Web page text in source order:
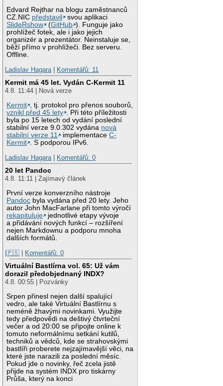
Edvard Rejthar na blogu zaměstnanců
CZ.NIC představil
svou aplikaci
SlideRshow
(GitHub ). Funguje jako
prohlížeč fotek, ale i jako jejich
organizér a prezentátor. Neinstaluje se,
běží přímo v prohlížeči. Bez serveru.
Offline.
Ladislav Hagara | Komentářů: 11
Kermit má 45 let. Vydán C-Kermit 11
4.8. 11:44 | Nová verze
Kermit , tj. protokol pro přenos souborů,
vznikl před 45 lety . Při této příležitosti
byla po 15 letech od vydání poslední
stabilní verze 9.0.302 vydána nová
stabilní verze 11
implementaceC-
Kermit . S podporou IPv6.
Ladislav Hagara | Komentářů: 0
20 let Pandoc
4.8. 11:11 | Zajímavý článek
První verze konverzního nástroje
Pandoc byla vydána před 20 lety. Jeho
autor John MacFarlane při tomto výročí
rekapituluje
jednotlivé etapy vývoje
a přidávání nových funkcí – rozšíření
nejen Markdownu a podporu mnoha
dalších formátů.
|🇵🇸 | Komentářů: 0
Virtuální Bastlírna vol. 65: Už vám
dorazil předobjednaný INDX?
4.8. 00:55 | Pozvánky
Srpen přinesl nejen další spalující
vedro, ale také Virtuální Bastlírnu s
neméně žhavými novinkami. Využijte
tedy předpovědi na deštivý čtvrteční
večer a od 20:00 se připojte online k
tomuto neformálnímu setkání kutilů,
techniků a vědců, kde se strahovskými
bastlíři proberete nejzajímavější věci, na
které jste narazili za poslední měsíc.
Pokud jde o novinky, řeč zcela jistě
přijde na systém INDX pro tiskárny
Průša, který na konci